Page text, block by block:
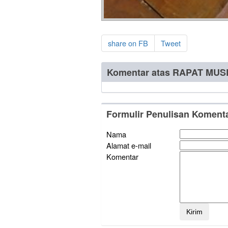
share on FB Tweet
Komentar atas RAPAT
Formulir Penulisan
Nama
Alamat e-mail
Komentar